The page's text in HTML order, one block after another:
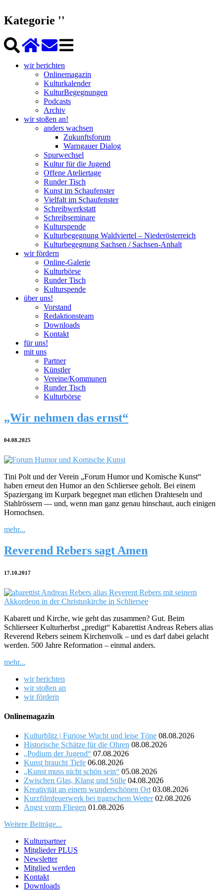
Kategorie ''
wir berichten
Onlinemagazin
Kulturkalender
KulturBegegnungen
Podcasts
Archiv
wir stoßen an!
anders wachsen
Zukunftsforum
Warngauer Dialog
Spurwechsel
Kultur für die Jugend
Offene Ateliertage
Runder Tisch
Kunst im Schaufenster
Vielfalt im Schaufenster
Schreibwerkstatt
Schreibseminare
Kulturspende
Kulturbegegnung Waldviertel – Niederösterreich
Kulturbegegnung Sachsen / Sachsen-Anhalt
wir fördern
Online-Galerie
Kulturbörse
Runder Tisch
Kulturspende
über uns!
Vorstand
Redaktionsteam
Downloads
Kontakt
für uns!
mit uns
Partner
Künstler
Vereine/Kommunen
Runder Tisch
Kulturbörse
„Wir nehmen das ernst“
04.08.2025
Tini Polt und der Verein „Forum Humor und Komische Kunst“
haben erneut den Humor an den Schliersee geholt. Bei einem
Spaziergang im Kurpark begegnet man etlichen Drahteseln und
Stahlrössern — und, wenn man ganz genau hinschaut, auch einigen
Hornochsen.
mehr...
Reverend Rebers sagt Amen
17.10.2017
Kabarett und Kirche, wie geht das zusammen? Gut. Beim
Schlierseer Kulturherbst „predigt“ Kabarettist Andreas Rebers alias
Reverend Rebers seinem Kirchenvolk – und es darf dabei gelacht
werden. 500 Jahre Reformation – einmal anders.
mehr...
wir berichten
wir stoßen an
wir fördern
Onlinemagazin
Kulturblitz | Furiose Wucht und leise Töne 08.08.2026
Historische Schätze für die Ohren 08.08.2026
„Podium der Jugend“ 07.08.2026
Kunst braucht Tiefe 06.08.2026
„Kunst muss nicht schön sein“ 05.08.2026
Zwischen Glas, Klang und Stille 04.08.2026
Kreativität an einem wunderschönen Ort 03.08.2026
Kurzfilmfeuerwerk bei tragischem Wetter 02.08.2026
Angst vorm Fliegen 01.08.2026
Weitere Beiträge...
Kulturpartner
Mitglieder PLUS
Newsletter
Mitglied werden
Kontakt
Downloads